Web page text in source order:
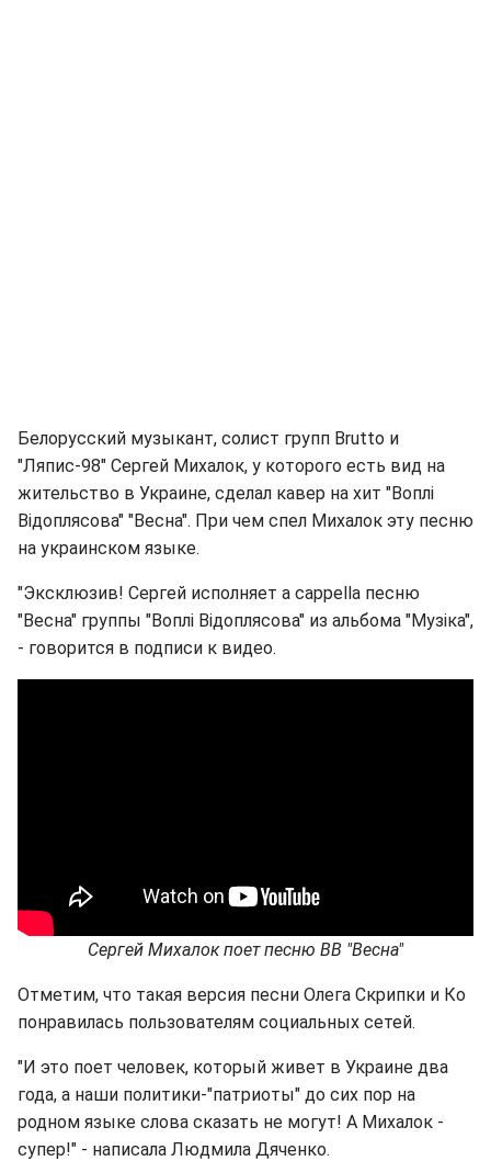
Белорусский музыкант, солист групп Brutto и
"Ляпис-98" Сергей Михалок, у которого есть вид на
жительство в Украине, сделал кавер на хит "Воплі
Відоплясова" "Весна". При чем спел Михалок эту песню
на украинском языке.
"Эксклюзив! Сергей исполняет a cappella песню
"Весна" группы "Воплі Відоплясова" из альбома "Музіка",
- говорится в подписи к видео.
Сергей Михалок поет песню ВВ "Весна"
Отметим, что такая версия песни Олега Скрипки и Ко
понравилась пользователям социальных сетей.
"И это поет человек, который живет в Украине два
года, а наши политики-"патриоты" до сих пор на
родном языке слова сказать не могут! А Михалок -
супер!" - написала Людмила Дяченко.